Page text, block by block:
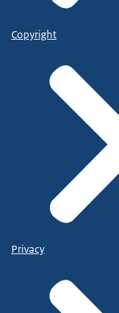
Copyright
Privacy